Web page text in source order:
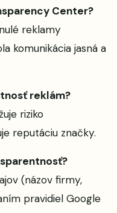
Center?
reklamy
komunikácia jasná a
reklám?
riziko
reputáciu značky.
(názov firmy,
pravidiel Google